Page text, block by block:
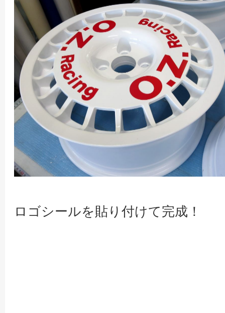
ロゴシールを貼り付けて完成！